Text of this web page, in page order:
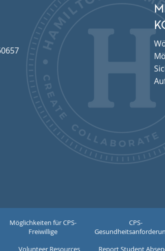
Möglichkeiten für CPS-
Freiwillige
CPS-
Report Student
Volunteer Resources